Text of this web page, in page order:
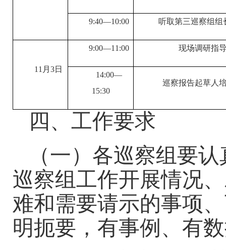
9:40—10:00 听取第三巡察组组
11月3日
9:00—11:00 现场调研指
14:00—
15:30
巡察报告起草人
四、工作要求
（一）各巡察组要
巡察组工作开展情况
难和需要请示的事项
明扼要，有事例、有